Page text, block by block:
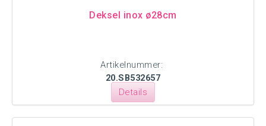
Deksel inox ø28cm
Artikelnummer:
20.SB532657
Details